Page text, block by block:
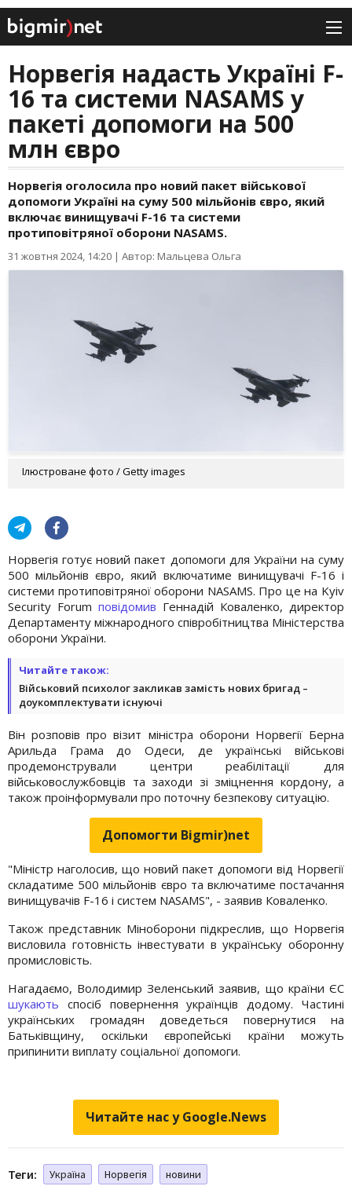
Норвегія надасть Україні F-
16 та системи NASAMS у
пакеті допомоги на 500
млн євро
Норвегія оголосила про новий пакет військової
допомоги Україні на суму 500 мільйонів євро, який
включає винищувачі F-16 та системи
протиповітряної оборони NASAMS.
31 жовтня 2024, 14:20 | Автор: Мальцева Ольга
Ілюстроване фото / Getty images
Норвегія готує новий пакет допомоги для України на суму
500 мільйонів євро, який включатиме винищувачі F-16 і
системи протиповітряної оборони NASAMS. Про це на Kyiv
Security Forum повідомив Геннадій Коваленко, директор
Департаменту міжнародного співробітництва Міністерства
оборони України.
Читайте також:
Військовий психолог закликав замість нових бригад –
доукомплектувати існуючі
Він розповів про візит міністра оборони Норвегії Берна
Арильда Грама до Одеси, де українські військові
продемонстрували центри реабілітації для
військовослужбовців та заходи зі зміцнення кордону, а
також проінформували про поточну безпекову ситуацію.
Допомогти Bigmir)net
"Міністр наголосив, що новий пакет допомоги від Норвегії
складатиме 500 мільйонів євро та включатиме постачання
винищувачів F-16 і систем NASAMS", - заявив Коваленко.
Також представник Міноборони підкреслив, що Норвегія
висловила готовність інвестувати в українську оборонну
промисловість.
Нагадаємо, Володимир Зеленський заявив, що країни ЄС
шукають спосіб повернення українців додому. Частині
українських громадян доведеться повернутися на
Батьківщину, оскільки європейські країни можуть
припинити виплату соціальної допомоги.
Читайте нас у Google.News
Теги: Україна Норвегія новини